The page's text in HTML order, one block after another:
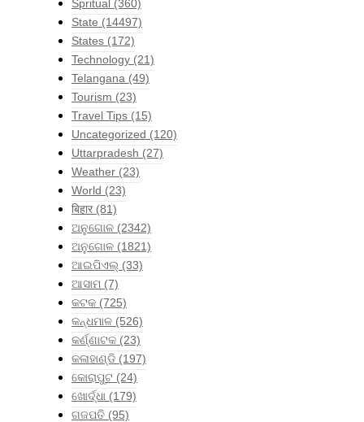
Spritual (360)
State (14497)
States (172)
Technology (21)
Telangana (49)
Tourism (23)
Travel Tips (15)
Uncategorized (120)
Uttarpradesh (27)
Weather (23)
World (23)
बिहार (81)
ଅନୁଗୋଳ (2342)
ଅନୁଗୋଳ (1821)
ଆଇପିଏଲ୍ (33)
ଆସାମ (7)
କଟକ (725)
କନ୍ଧମାଳ (526)
କର୍ଣ୍ଣାଟକ (23)
କଳାହାଣ୍ଡି (197)
କୋରାପୁଟ (24)
ଖୋର୍ଦ୍ଧା (179)
ଗଜପତି (95)